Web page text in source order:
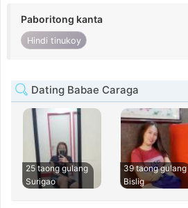
Paboritong kanta
Hindi tinukoy
Dating Babae Caraga
25 taong gulang
Surigao
39 taong gulang
Bislig